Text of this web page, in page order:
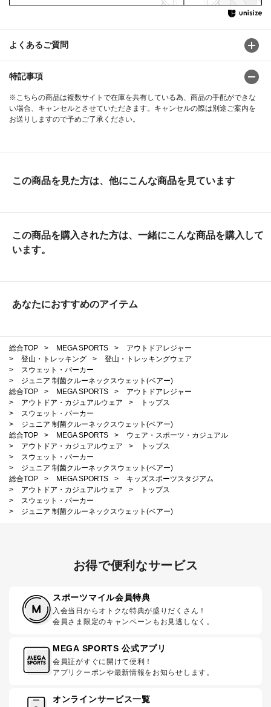
よくあるご質問
特記事項
※こちらの商品は複数サイトで在庫を共有している為、商品の手配ができな
い場合、キャンセルとさせていただきます。キャンセルの際は別途ご案内を
お送りしますので予めご了承ください。
この商品を見た方は、他にこんな商品を見ています
この商品を購入された方は、一緒にこんな商品を購入して
います。
あなたにおすすめのアイテム
総合TOP > MEGA SPORTS >
アウトドアレジャー
>
登山・トレッキング >
登山・トレッキングウェア
>
スウェット・パーカー
>
ジュニア 制菌クルーネックスウェット(ベアー)
総合TOP
> MEGA SPORTS >
アウトドアレジャー
>
アウトドア・カジュアルウェア >
トップス
>
スウェット・パーカー
>
ジュニア 制菌クルーネックスウェット(ベアー)
総合TOP
> MEGA SPORTS >
ウェア・スポーツ・カジュアル
>
アウトドア・カジュアルウェア >
トップス
>
スウェット・パーカー
>
ジュニア 制菌クルーネックスウェット(ベアー)
総合TOP
> MEGA SPORTS >
キッズスポーツスタジアム
>
アウトドア・カジュアルウェア >
トップス
>
スウェット・パーカー
>
ジュニア 制菌クルーネックスウェット(ベアー)
お得で便利なサービス
スポーツマイル会員特典
入会当日からオトクな特典が盛りだくさん！
会員さま限定のキャンペーンもお見逃しなく。
MEGA SPORTS 公式アプリ
会員証がすぐに開けて便利！
アプリクーポンや最新情報をお知らせします。
オンラインサービス一覧